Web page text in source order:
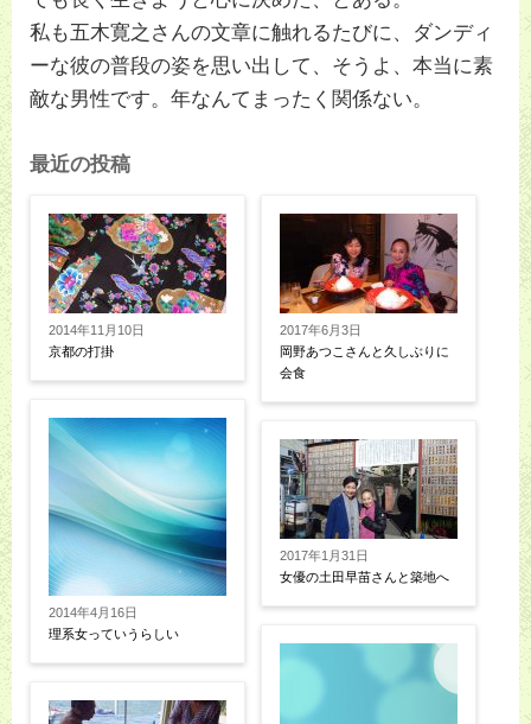
私も五木寛之さんの文章に触れるたびに、ダンディ
ーな彼の普段の姿を思い出して、そうよ、本当に素
敵な男性です。年なんてまったく関係ない。
最近の投稿
2014年11月10日
京都の打掛
2014年4月16日
理系女っていうらしい
2017年6月3日
岡野あつこさんと久しぶりに
会食
2017年1月31日
女優の土田早苗さんと築地へ